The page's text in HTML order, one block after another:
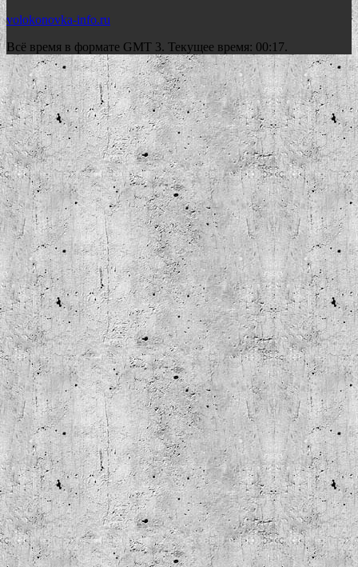
volokonovka-info.ru
Всё время в формате GMT 3. Текущее время: 00:17.